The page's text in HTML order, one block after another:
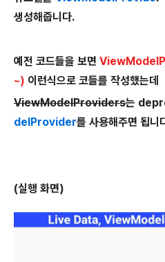
생성해줍니다.
예전 코드들을 보면
~) 이런식으로 코들를 작성했는데
ViewModelProviders는
delProvider를 사용해주면 됩니
(실행 화면)